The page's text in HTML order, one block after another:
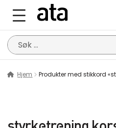
Søk
etter:
Hjem Produkter med stikkord